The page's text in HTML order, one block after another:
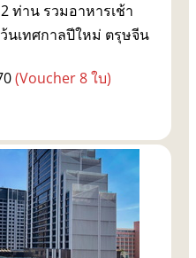
ท่าน รวมอาหารเช้า
นเทศกาลปีใหม่ ตรุษจีน
(Voucher 8 ใบ)